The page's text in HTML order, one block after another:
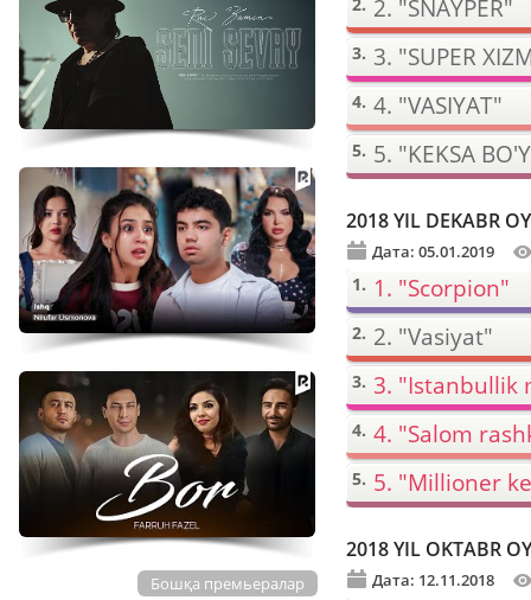
2. "SNAYPER"
3. "SUPER
4. "VASIYAT"
5. "KEKSA
2018 YIL DEKABR
Дата: 05.01.2019
1. "Scorpion"
2. "Vasiyat"
3. "Istanbullik
4. "Salom
5. "Millioner
2018 YIL OKTABR
Дата: 12.11.2018
Бошқа премьералар